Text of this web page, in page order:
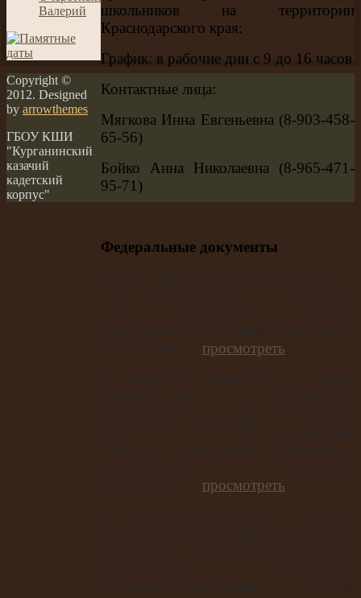
школьников на территории
Краснодарского края:
График: в рабочие дни с 9 до 16 часов
Контактные лица:
Мягкова Инна Евгеньевна (8-903-458-
65-56)
Бойко Анна Николаевна (8-965-471-
95-71)
Федеральные документы
просмотреть
просмотреть
Валерий
Copyright ©
2012. Designed
by arrowthemes
ГБОУ КШИ
"Курганинский
казачий
кадетский
корпус"